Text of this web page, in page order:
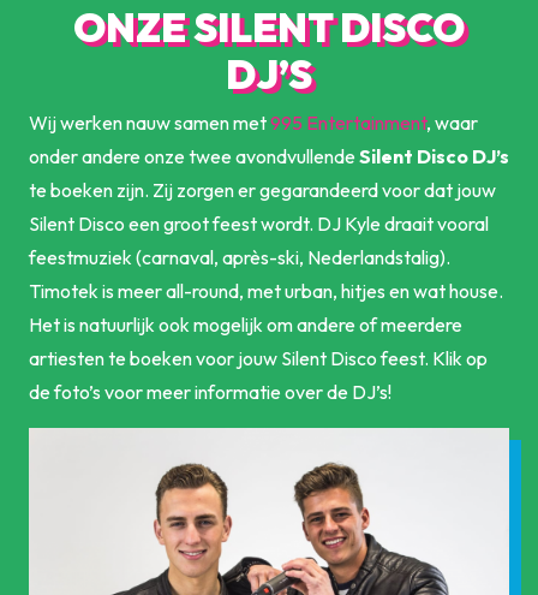
ONZE SILENT DISCO
DJ’S
Wij werken nauw samen met995 Entertainment, waar
onder andere onze twee avondvullendeSilent Disco DJ’s
te boeken zijn. Zij zorgen er gegarandeerd voor dat jouw
Silent Disco een groot feest wordt. DJ Kyle draait vooral
feestmuziek (carnaval, après-ski, Nederlandstalig).
Timotek is meer all-round, met urban, hitjes en wat house.
Het is natuurlijk ook mogelijk om andere of meerdere
artiesten te boeken voor jouw Silent Disco feest. Klik op
de foto’s voor meer informatie over de DJ’s!